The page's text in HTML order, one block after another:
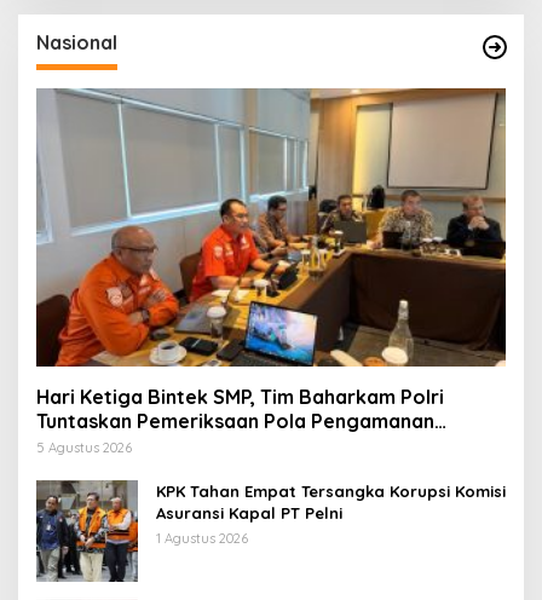
Nasional
Hari Ketiga Bintek SMP, Tim Baharkam Polri
Tuntaskan Pemeriksaan Pola Pengamanan
Pertamina Patra Niaga Jabar
5 Agustus 2026
KPK Tahan Empat Tersangka Korupsi Komisi
Asuransi Kapal PT Pelni
1 Agustus 2026